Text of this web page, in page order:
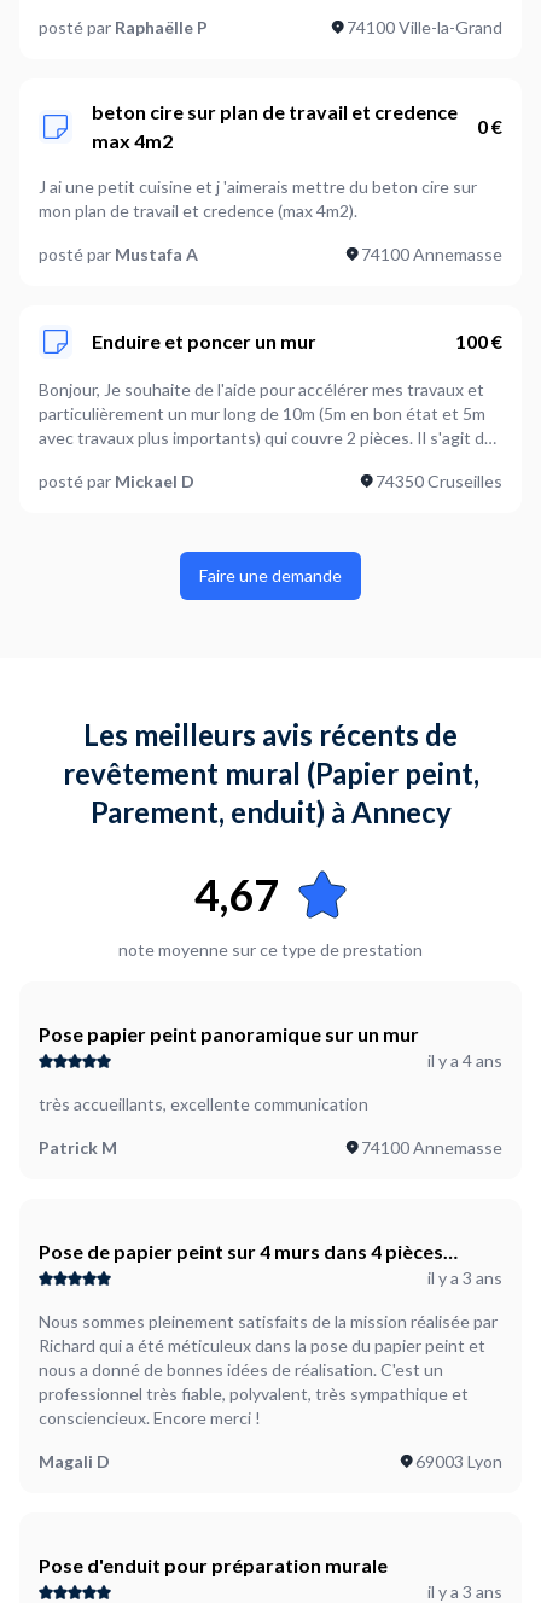
sous pente et je vous ai mis un visuel du rendu espéré :)
posté par Raphaëlle P 74100 Ville-la-Grand
beton cire sur plan de travail et credence
max 4m2
0 €
J ai une petit cuisine et j 'aimerais mettre du beton cire sur
mon plan de travail et credence (max 4m2).
posté par Mustafa A 74100 Annemasse
Enduire et poncer un mur 100 €
Bonjour, Je souhaite de l'aide pour accélérer mes travaux et
particulièrement un mur long de 10m (5m en bon état et 5m
avec travaux plus importants) qui couvre 2 pièces. Il s'agit de
posté par Mickael D 74350 Cruseilles
Faire une demande
Les meilleurs avis récents de
revêtement mural (Papier peint,
Parement, enduit) à Annecy
4,67
note moyenne sur ce type de prestation
Pose papier peint panoramique sur un mur
il y a 4 ans
très accueillants, excellente communication
Patrick M 74100 Annemasse
Pose de papier peint sur 4 murs dans 4 pièces
différentes
il y a 3 ans
Nous sommes pleinement satisfaits de la mission réalisée par
Richard qui a été méticuleux dans la pose du papier peint et
nous a donné de bonnes idées de réalisation. C'est un
professionnel très fiable, polyvalent, très sympathique et
consciencieux. Encore merci !
Magali D 69003 Lyon
Pose d'enduit pour préparation murale
il y a 3 ans